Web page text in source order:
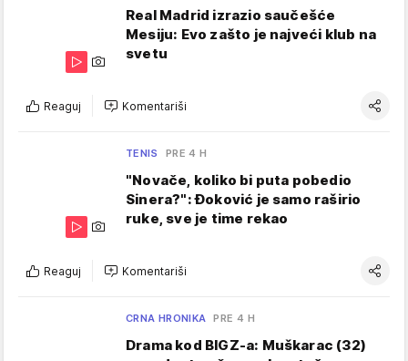
Real Madrid izrazio saučešće
Mesiju: Evo zašto je najveći klub na
svetu
Reaguj Komentariši
TENIS PRE 4 H
"Novače, koliko bi puta pobedio
Sinera?": Đoković je samo raširio
ruke, sve je time rekao
Reaguj Komentariši
CRNA HRONIKA PRE 4 H
Drama kod BIGZ-a: Muškarac (32)